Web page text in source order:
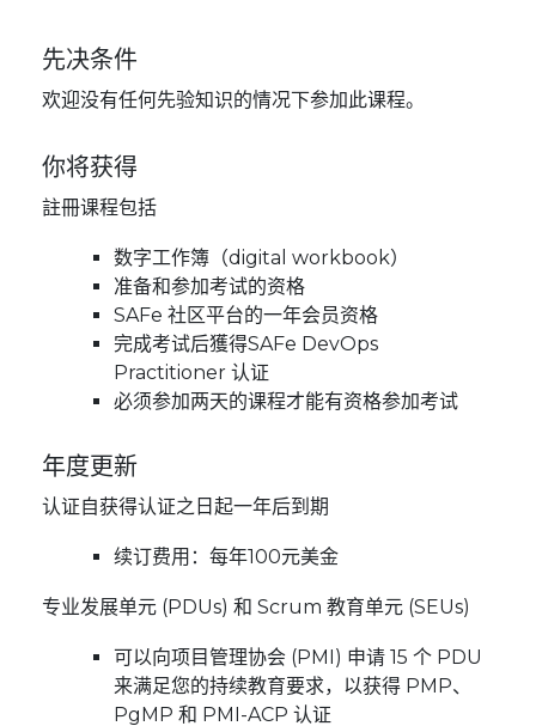
先决条件
欢迎没有任何先验知识的情况下参加此课程。
你将获得
註冊课程包括
数字工作簿（digital workbook）
准备和参加考试的资格
SAFe 社区平台的一年会员资格
完成考试后獲得SAFe DevOps
Practitioner 认证
必须参加两天的课程才能有资格参加考试
年度更新
认证自获得认证之日起一年后到期
续订费用：每年100元美金
专业发展单元 (PDUs) 和 Scrum 教育单元 (SEUs)
可以向项目管理协会 (PMI) 申请 15 个 PDU
来满足您的持续教育要求，以获得 PMP、
PgMP 和 PMI-ACP 认证